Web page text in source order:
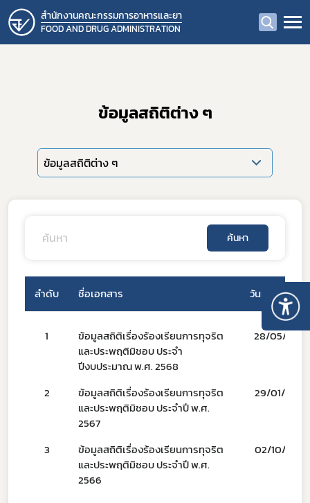
สำนักงานคณะกรรมการอาหารและยา
FOOD AND DRUG ADMINISTRATION
ข้อมูลสถิติต่าง ๆ
ข้อมูลสถิติต่าง ๆ
ค้นหา
ลำดับ ชื่อเอกสาร วันที่เผยแพร่
1
ข้อมูลสถิติเรื่องร้องเรียนการทุจริต
และประพฤติมิชอบ ประจำ
ปีงบประมาณ พ.ศ. 2568
28/05/69
2
ข้อมูลสถิติเรื่องร้องเรียนการทุจริต
และประพฤติมิชอบ ประจำปี พ.ศ.
2567
29/01/68
3
ข้อมูลสถิติเรื่องร้องเรียนการทุจริต
และประพฤติมิชอบ ประจำปี พ.ศ.
2566
02/10/66
Subscribe
เลือกหัวข้อที่ท่านต้องการ Subscribe